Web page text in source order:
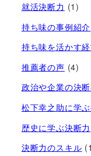
就活決断力 (1)
持ち味の事例紹介
持ち味を活かす
推薦者の声 (4)
政治や企業の決
松下幸之助に学
歴史に学ぶ決断力
決断力のスキル